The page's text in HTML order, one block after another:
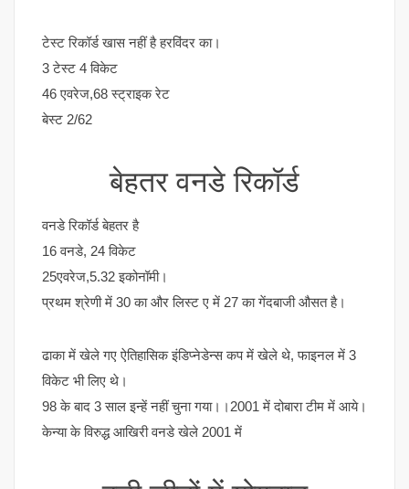
टेस्ट रिकॉर्ड खास नहीं है हरविंदर का।
3 टेस्ट 4 विकेट
46 एवरेज,68 स्ट्राइक रेट
बेस्ट 2/62
बेहतर वनडे रिकॉर्ड
वनडे रिकॉर्ड बेहतर है
16 वनडे, 24 विकेट
25एवरेज,5.32 इकोनॉमी।
प्रथम श्रेणी में 30 का और लिस्ट ए में 27 का गेंदबाजी औसत है।
ढाका में खेले गए ऐतिहासिक इंडिप्नेडेन्स कप में खेले थे, फाइनल में 3
विकेट भी लिए थे।
98 के बाद 3 साल इन्हें नहीं चुना गया।।2001 में दोबारा टीम में आये।
केन्या के विरुद्ध आखिरी वनडे खेले 2001 में